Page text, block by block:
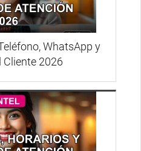
WhatsApp y
Cliente 2026